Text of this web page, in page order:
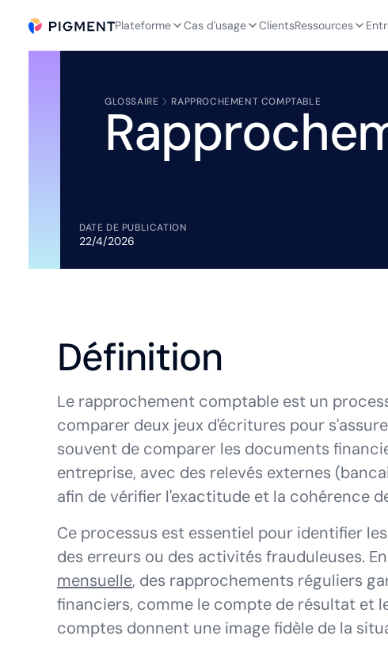
Plateforme Cas d'usage ClientsRessources
GLOSSAIRE RAPPROCHEMENT COMPTABLE
DATE DE PUBLICATION
22/4/2026
Définition
Le rapprochement comptable est un
comparer deux jeux d'écritures pour
souvent de comparer les documents
entreprise, avec des relevés externes
afin de vérifier l'exactitude et la cohérence
Ce processus est essentiel pour identifier
des erreurs ou des activités frauduleuses.
mensuelle, des rapprochements réguliers
financiers, comme le compte de résultat et
comptes donnent une image fidèle de la